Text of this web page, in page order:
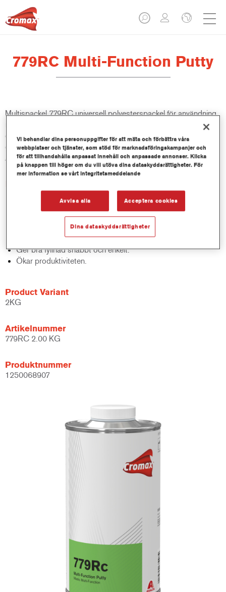
779RC Multi-Function Putty
Multispackel 779RC universell polyesterspackel för användning
med en peroxidhärdare. Produkten rekommenderas för en rad
olika underlag, däribland ren metall, aluminium, galvaniserat stål,
glasfiberpolyester samt på OEM-lack och på Cromax primers.
Avsedd att användas tillsammans med Dispenser 767R.
Gör det enkelt att slipa och lämnar kvar en slät yta.
Ger bra fyllnad snabbt och enkelt, med bra struktur.
Ger mycket bra vidhäftning på rent stål.
Många torkmöjligheter, däribland infrarött, även för
galvaniserade underlag.
Ger bra fyllnad snabbt och enkelt.
Ökar produktiviteten.
Product Variant
2KG
Artikelnummer
779RC 2.00 KG
Produktnummer
1250068907
Vi behandlar dina personuppgifter för att mäta och förbättra våra
webbplatser och tjänster, som stöd för marknadsföringskampanjer och
för att tillhandahålla anpassat innehåll och anpassade annonser. Klicka
på knappen till höger om du vill utöva dina dataskyddsrättigheter. För
mer information se vårt integritetsmeddelande
Avvisa alla Acceptera cookies
Dina dataskyddsrättigheter